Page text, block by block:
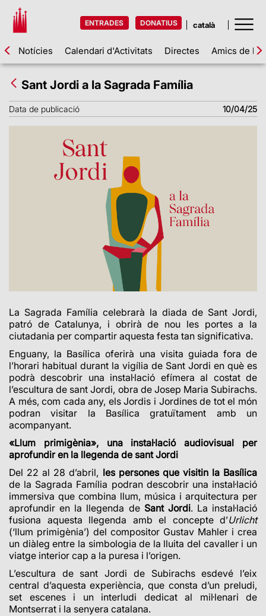
ENTRADES DONATIUS
Notícies Calendari d'Activitats Directes Amics de la
Sant Jordi a la Sagrada Família
Data de publicació 10/04/25
La Sagrada Família celebrarà la diada de Sant Jordi,
patró de Catalunya, i obrirà de nou les portes a la
ciutadania per compartir aquesta festa tan significativa.
Enguany, la Basílica oferirà una visita guiada fora de
l’horari habitual durant la vigília de Sant Jordi en què es
podrà descobrir una instal·lació efímera al costat de
l’escultura de sant Jordi, obra de Josep Maria Subirachs.
A més, com cada any, els Jordis i Jordines de tot el món
podran visitar la Basílica gratuïtament amb un
acompanyant.
«Llum primigènia», una instal·lació audiovisual per
aprofundir en la llegenda de sant Jordi
Del 22 al 28 d’abril, les persones que visitin la Basílica
de la Sagrada Família podran descobrir una instal·lació
immersiva que combina llum, música i arquitectura per
aprofundir en la llegenda de Sant Jordi. La instal·lació
fusiona aquesta llegenda amb el concepte d’Urlicht
(‘llum primigènia’) del compositor Gustav Mahler i crea
un diàleg entre la simbologia de la lluita del cavaller i un
viatge interior cap a la puresa i l’origen.
L’escultura de sant Jordi de Subirachs esdevé l’eix
central d’aquesta experiència, que consta d’un preludi,
set escenes i un interludi dedicat al mil·lenari de
Montserrat i la senyera catalana.